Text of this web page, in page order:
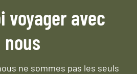
voyager avec
nous
ne sommes pas les seuls